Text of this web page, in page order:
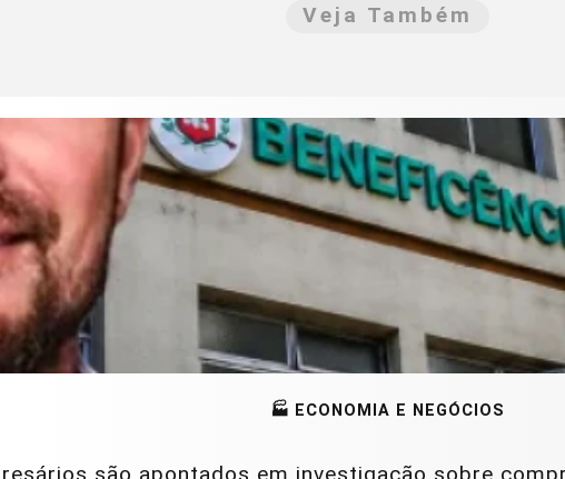
Veja Também
🏭 ECONOMIA E NEGÓCIOS